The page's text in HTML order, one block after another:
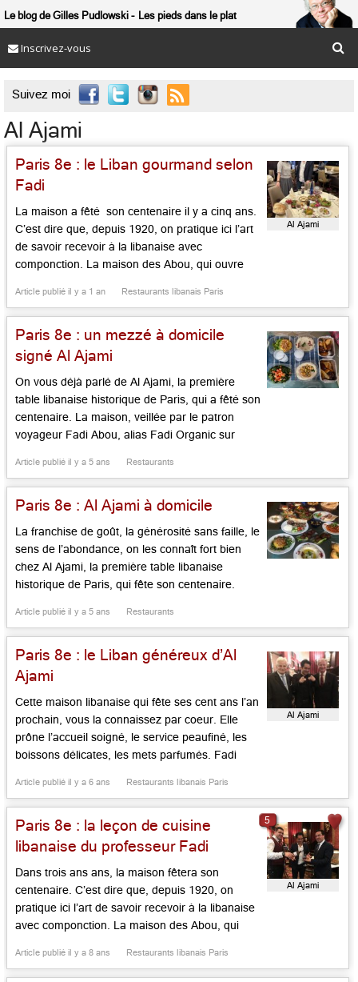
Le blog de Gilles Pudlowski Les pieds dans le plat
Inscrivez-vous
Suivez moi 
Al Ajami
Paris 8e : le Liban gourmand selon
Fadi
La maison a fêté son centenaire il y a cinq ans.
C’est dire que, depuis 1920, on pratique ici l’art
de savoir recevoir à la libanaise avec
componction. La maison des Abou, qui ouvre
des produits extra frais, est dirigée par le fiston
Fadi, qui représente là la […]...
Article publié il y a 1 an Restaurants libanais Paris
Al Ajami
Paris 8e : un mezzé à domicile
signé Al Ajami
On vous déjà parlé de Al Ajami, la première
table libanaise historique de Paris, qui a fêté son
centenaire. La maison, veillée par le patron
voyageur Fadi Abou, alias Fadi Organic sur
colorées, riches, épicées, faisant de riants
mezzés à partager. On essaye ainsi la version
brève avec […]...
Article publié il y a 5 ans Restaurants
Paris 8e : Al Ajami à domicile
La franchise de goût, la générosité sans faille, le
sens de l’abondance, on les connaît fort bien
chez Al Ajami, la première table libanaise
historique de Paris, qui fête son centenaire.
Fadi Abou, sont désormais livrés à domicile par
une équipe sérieuse et attentive, avec ses jolies
[…]...
Article publié il y a 5 ans Restaurants
Paris 8e : le Liban généreux d’Al
Ajami
Cette maison libanaise qui fête ses cent ans l’an
prochain, vous la connaissez par coeur. Elle
prône l’accueil soigné, le service peaufiné, les
boissons délicates, les mets parfumés. Fadi
veille avec alacrité sur les produits bien sourcés,
les viandes de qualité, les légumes bios, les vins
d’exception (comme ce […]...
Article publié il y a 6 ans Restaurants libanais Paris
Al Ajami
Paris 8e : la leçon de cuisine
libanaise du professeur Fadi
Dans trois ans ans, la maison fêtera son
centenaire. C’est dire que, depuis 1920, on
pratique ici l’art de savoir recevoir à la libanaise
avec componction. La maison des Abou, qui
traditions, des produits extra frais, est dirigée
par le fiston Fadi, qui représente là la 3e
Article publié il y a 8 ans Restaurants libanais Paris
Al Ajami
5